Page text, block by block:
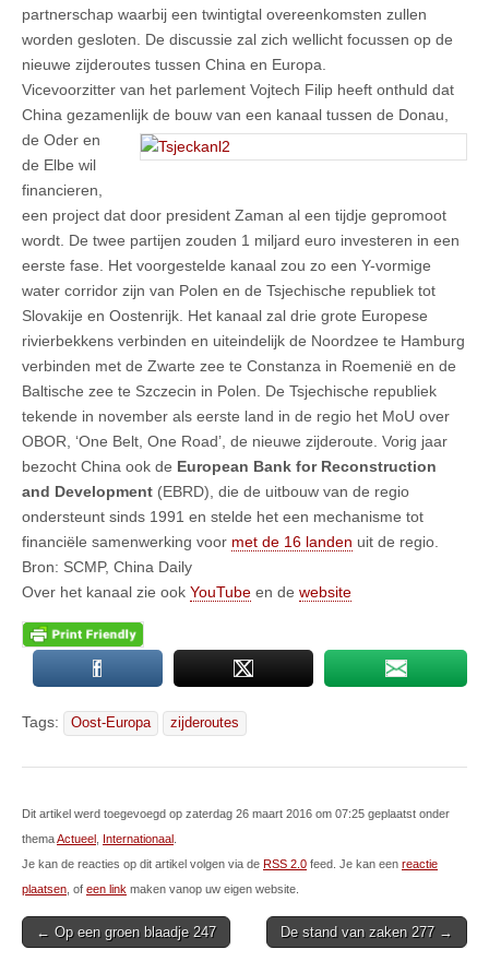
partnerschap waarbij een twintigtal overeenkomsten zullen
worden gesloten. De discussie zal zich wellicht focussen op de
nieuwe zijderoutes tussen China en Europa.
Vicevoorzitter van het parlement Vojtech Filip heeft onthuld dat
China gezamenlijk de bouw van een kanaal tussen de Donau,
de Oder en
de Elbe wil
financieren,
een project dat door president Zaman al een tijdje gepromoot
wordt. De twee partijen zouden 1 miljard euro investeren in een
eerste fase. Het voorgestelde kanaal zou zo een Y-vormige
water corridor zijn van Polen en de Tsjechische republiek tot
Slovakije en Oostenrijk. Het kanaal zal drie grote Europese
rivierbekkens verbinden en uiteindelijk de Noordzee te Hamburg
verbinden met de Zwarte zee te Constanza in Roemenië en de
Baltische zee te Szczecin in Polen. De Tsjechische republiek
tekende in november als eerste land in de regio het MoU over
OBOR, ‘One Belt, One Road’, de nieuwe zijderoute. Vorig jaar
bezocht China ook de European Bank for Reconstruction
and Development (EBRD), die de uitbouw van de regio
ondersteunt sinds 1991 en stelde het een mechanisme tot
financiële samenwerking voor met de 16 landen uit de regio.
Bron: SCMP, China Daily
Over het kanaal zie ook YouTube en de website
Tags: Oost-Europa zijderoutes
Dit artikel werd toegevoegd op zaterdag 26 maart 2016 om 07:25 geplaatst onder
themaActueel Internationaal
Je kan de reacties op dit artikel volgen via de RSS 2.0 feed. Je kan een reactie
plaatsen , of een link maken vanop uw eigen website.
Post
← Op een groen blaadje 247 De stand van zaken 277 →